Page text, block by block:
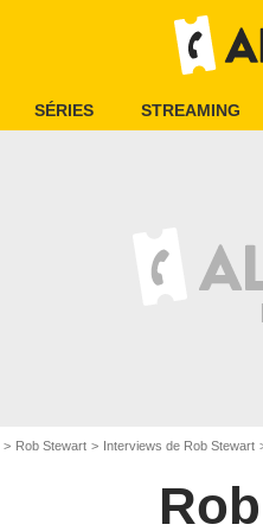
SÉRIES STREAMING
Rob Stewart Interviews de Rob Stewart